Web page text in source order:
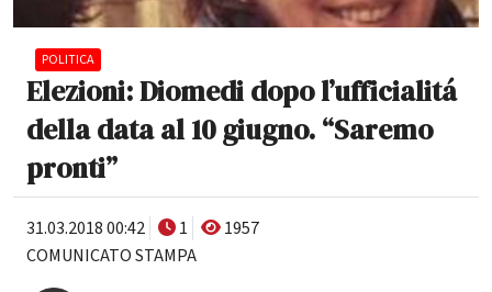
POLITICA
Elezioni: Diomedi dopo l’ufficialitá
della data al 10 giugno. “Saremo
pronti”
31.03.2018 00:42 1
1957
COMUNICATO STAMPA